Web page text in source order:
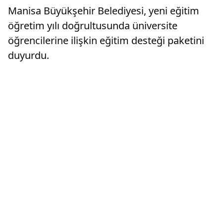
Manisa Büyükşehir Belediyesi, yeni eğitim
öğretim yılı doğrultusunda üniversite
öğrencilerine ilişkin eğitim desteği paketini
duyurdu.